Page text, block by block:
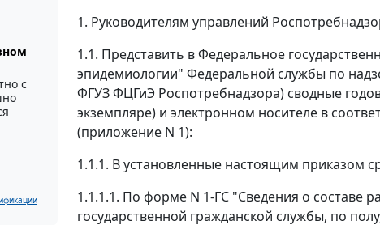
с
1. Руководителям управлений
1.1. Представить в Федеральное
эпидемиологии" Федеральной службы по
ФГУЗ ФЦГиЭ Роспотребнадзора) сводные
экземпляре) и электронном носителе в
(приложение N 1):
1.1.1. В установленные настоящим приказом
1.1.1.1. По форме N 1-ГС "Сведения о составе
государственной гражданской службы, по